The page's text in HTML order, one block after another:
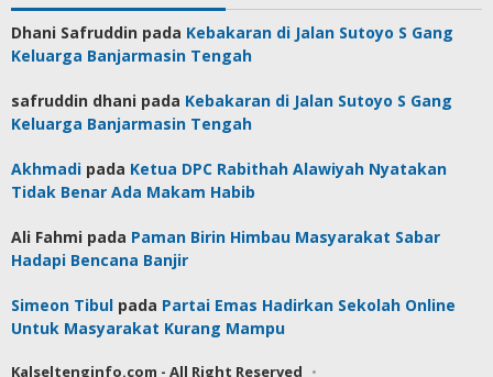
Dhani Safruddin pada Kebakaran di Jalan Sutoyo S Gang
Keluarga Banjarmasin Tengah
safruddin dhani pada Kebakaran di Jalan Sutoyo S Gang
Keluarga Banjarmasin Tengah
Akhmadi pada Ketua DPC Rabithah Alawiyah Nyatakan
Tidak Benar Ada Makam Habib
Ali Fahmi pada Paman Birin Himbau Masyarakat Sabar
Hadapi Bencana Banjir
Simeon Tibul pada Partai Emas Hadirkan Sekolah Online
Untuk Masyarakat Kurang Mampu
Kalseltenginfo.com - All Right Reserved